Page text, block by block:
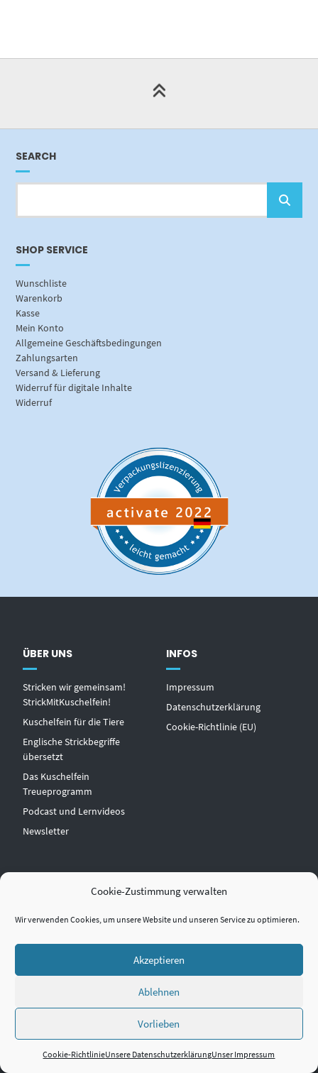
Cookie-Zustimmung verwalten
Wir verwenden Cookies, um unsere Website und unseren Service zu optimieren.
Akzeptieren
Ablehnen
Vorlieben
Cookie-RichtlinieUnsere DatenschutzerklärungUnser Impressum
SEARCH
SHOP SERVICE
Wunschliste
Warenkorb
Kasse
Mein Konto
Allgemeine Geschäftsbedingungen
Zahlungsarten
Versand & Lieferung
Widerruf für digitale Inhalte
Widerruf
ÜBER UNS
Stricken wir gemeinsam!
StrickMitKuschelfein!
Kuschelfein für die Tiere
Englische Strickbegriffe
übersetzt
Das Kuschelfein
Treueprogramm
Podcast und Lernvideos
Newsletter
INFOS
Impressum
Datenschutzerklärung
Cookie-Richtlinie (EU)
NEWSLETTER
Bleibe immer informiert über
Einkaufsvorteile und erhalte
Nachname